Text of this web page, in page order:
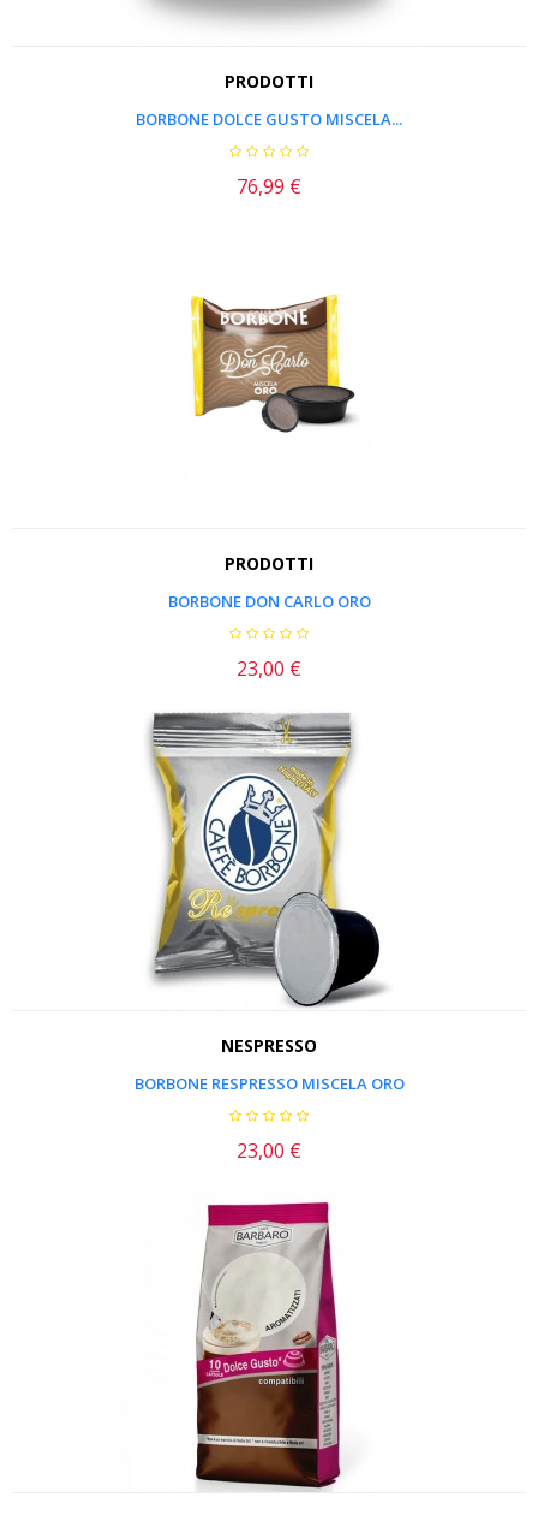
PRODOTTI
BORBONE DOLCE GUSTO MISCELA...
Prezzo
76,99 €
PRODOTTI
BORBONE DON CARLO ORO
Prezzo
23,00 €
NESPRESSO
BORBONE RESPRESSO MISCELA ORO
Prezzo
23,00 €